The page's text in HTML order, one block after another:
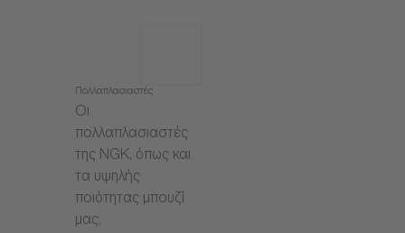
Πολλαπλασιαστές
Οι
πολλαπλασιαστές
της NGK, όπως και
τα υψηλής
ποιότητας μπουζί
μας,